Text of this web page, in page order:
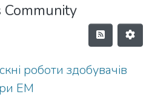
роботи здобувачів
ЕМ